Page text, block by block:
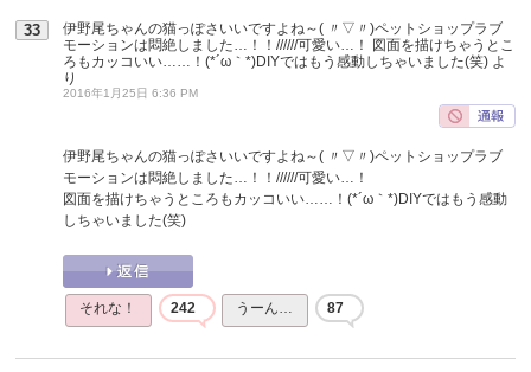
33
伊野尾ちゃんの猫っぽさいいですよね～( 〃▽〃)ペットショップラブ
モーションは悶絶しました…！！//////可愛い…！ 図面を描けちゃうとこ
ろもカッコいい……！(*´ω｀*)DIYではもう感動しちゃいました(笑) よ
り
2016年1月25日 6:36 PM
伊野尾ちゃんの猫っぽさいいですよね～( 〃▽〃)ペットショップラブ
モーションは悶絶しました…！！//////可愛い…！
図面を描けちゃうところもカッコいい……！(*´ω｀*)DIYではもう感動
しちゃいました(笑)
それな！ 242 うーん… 87